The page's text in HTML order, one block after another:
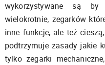
wykorzystywane są
wielokrotnie, zegarków
inne funkcje, ale też
podtrzymuje zasady jakie
tylko zegarki